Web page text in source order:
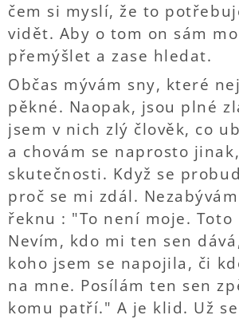
čem si myslí, že to
vidět. Aby o tom on sám
přemýšlet a zase hledat.
Občas mývám sny, které
pěkné. Naopak, jsou plné
jsem v nich zlý člověk, co
a chovám se naprosto
skutečnosti. Když se
proč se mi zdál.
řeknu : "To není moje. Toto
Nevím, kdo mi ten sen
koho jsem se napojila, či
na mne. Posílám ten sen
komu patří." A je klid. Už